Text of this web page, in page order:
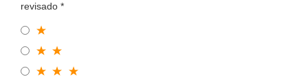
revisado